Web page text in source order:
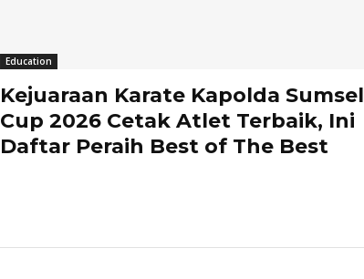
Education
Kejuaraan Karate Kapolda Sumsel
Cup 2026 Cetak Atlet Terbaik, Ini
Daftar Peraih Best of The Best